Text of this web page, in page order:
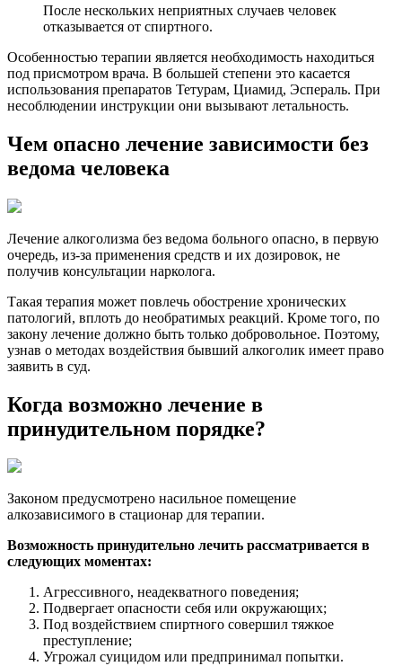
После нескольких неприятных случаев человек
отказывается от спиртного.
Особенностью терапии является необходимость находиться
под присмотром врача. В большей степени это касается
использования препаратов Тетурам, Циамид, Эспераль. При
несоблюдении инструкции они вызывают летальность.
Чем опасно лечение зависимости без
ведома человека
Лечение алкоголизма без ведома больного опасно, в первую
очередь, из-за применения средств и их дозировок, не
получив консультации нарколога.
Такая терапия может повлечь обострение хронических
патологий, вплоть до необратимых реакций. Кроме того, по
закону лечение должно быть только добровольное. Поэтому,
узнав о методах воздействия бывший алкоголик имеет право
заявить в суд.
Когда возможно лечение в
принудительном порядке?
Законом предусмотрено насильное помещение
алкозависимого в стационар для терапии.
Возможность принудительно лечить рассматривается в
следующих моментах:
Агрессивного, неадекватного поведения;
Подвергает опасности себя или окружающих;
Под воздействием спиртного совершил тяжкое
преступление;
Угрожал суицидом или предпринимал попытки.